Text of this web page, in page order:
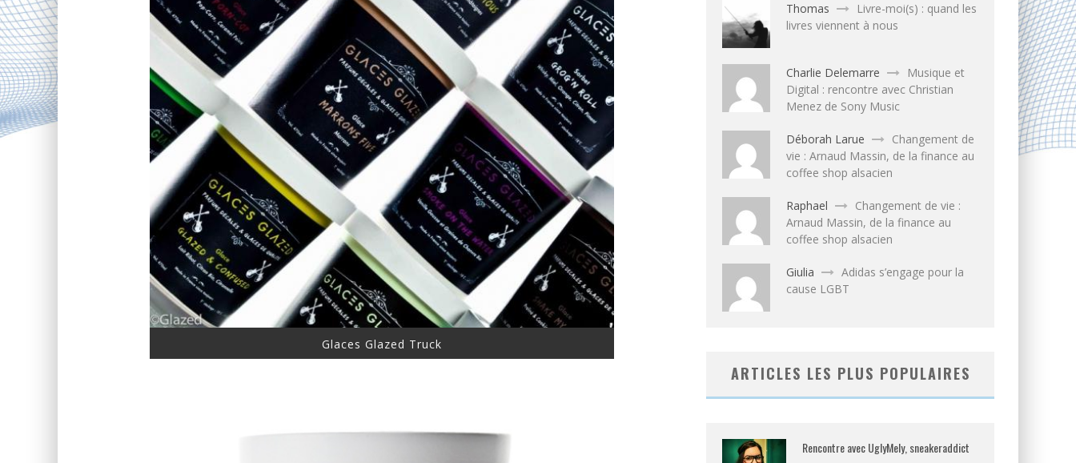
Glaces Glazed Truck
Thomas
Livre-moi(s) : quand les
livres viennent à nous
Charlie Delemarre
Musique et
Digital : rencontre avec Christian
Menez de Sony Music
Déborah Larue
Changement de
vie : Arnaud Massin, de la finance au
coffee shop alsacien
Raphael
Changement de vie :
Arnaud Massin, de la finance au
coffee shop alsacien
Giulia
Adidas s’engage pour la
cause LGBT
ARTICLES LES PLUS POPULAIRES
Rencontre avec UglyMely, sneakeraddict